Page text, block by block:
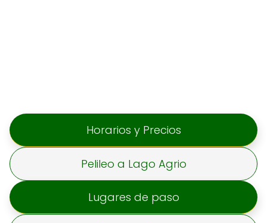
Horarios y Precios
Pelileo a Lago Agrio
Lugares de paso